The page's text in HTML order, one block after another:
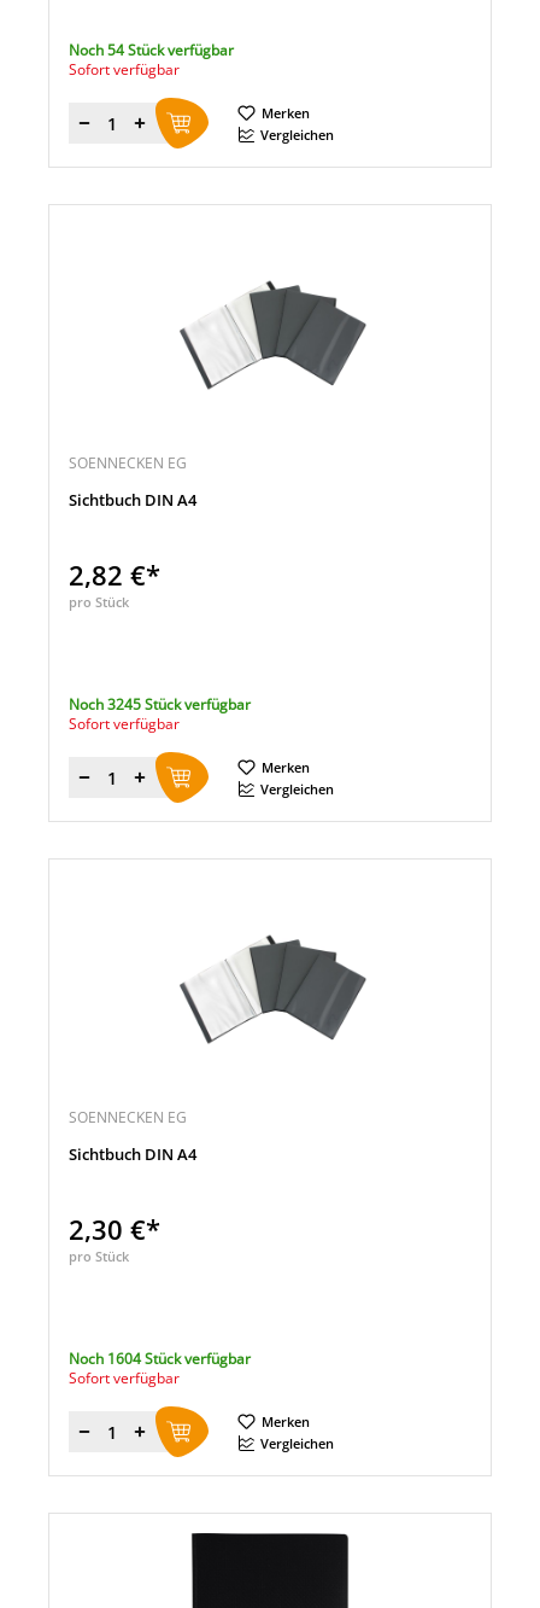
Noch 54 Stück verfügbar
Sofort verfügbar
Menge
Merken
Vergleichen
SOENNECKEN EG
Sichtbuch DIN A4
2,82 €*
pro Stück
Noch 3245 Stück verfügbar
Sofort verfügbar
Menge
Merken
Vergleichen
SOENNECKEN EG
Sichtbuch DIN A4
2,30 €*
pro Stück
Noch 1604 Stück verfügbar
Sofort verfügbar
Menge
Merken
Vergleichen